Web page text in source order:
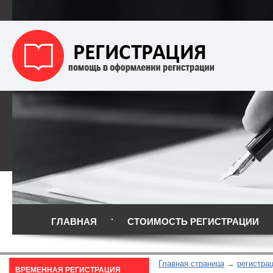
ГЛАВНАЯ СТОИМОСТЬ РЕГИСТРАЦИИ
Главная страница
ВРЕМЕННАЯ РЕГИСТРАЦИЯ